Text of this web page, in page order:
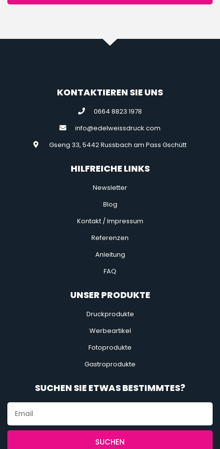
KONTAKTIEREN SIE UNS
0664 8823 1978
info@edelweissdruck.com
Gseng 33, 5442 Russbach am Pass Gschütt
HILFREICHE LINKS
Newsletter
Blog
Kontakt / Impressum
Referenzen
Anleitung
FAQ
UNSER PRODUKTE
Druckprodukte
Werbeartikel
Fotoprodukte
Gastroprodukte
SUCHEN SIE ETWAS BESTIMMTES?
SUCHEN